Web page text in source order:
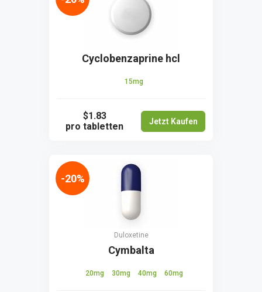
Cyclobenzaprine hcl
15mg
$1.83
pro tabletten
Jetzt Kaufen
Duloxetine
Cymbalta
20mg 30mg 40mg 60mg
-20%